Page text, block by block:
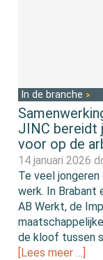
In de branche
JINC bereidt
voor op de
14 januari 2026
Te veel
werk. In Brabant
AB Werkt, de
de kloof tussen
[Lees meer …]